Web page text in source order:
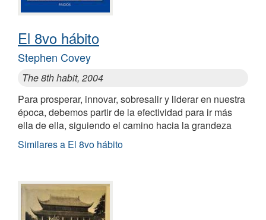
El 8vo hábito
Stephen Covey
The 8th habit, 2004
Para prosperar, innovar, sobresalir y liderar en nuestra
época, debemos partir de la efectividad para ir más
ella de ella, siguiendo el camino hacia la grandeza
Similares a El 8vo hábito